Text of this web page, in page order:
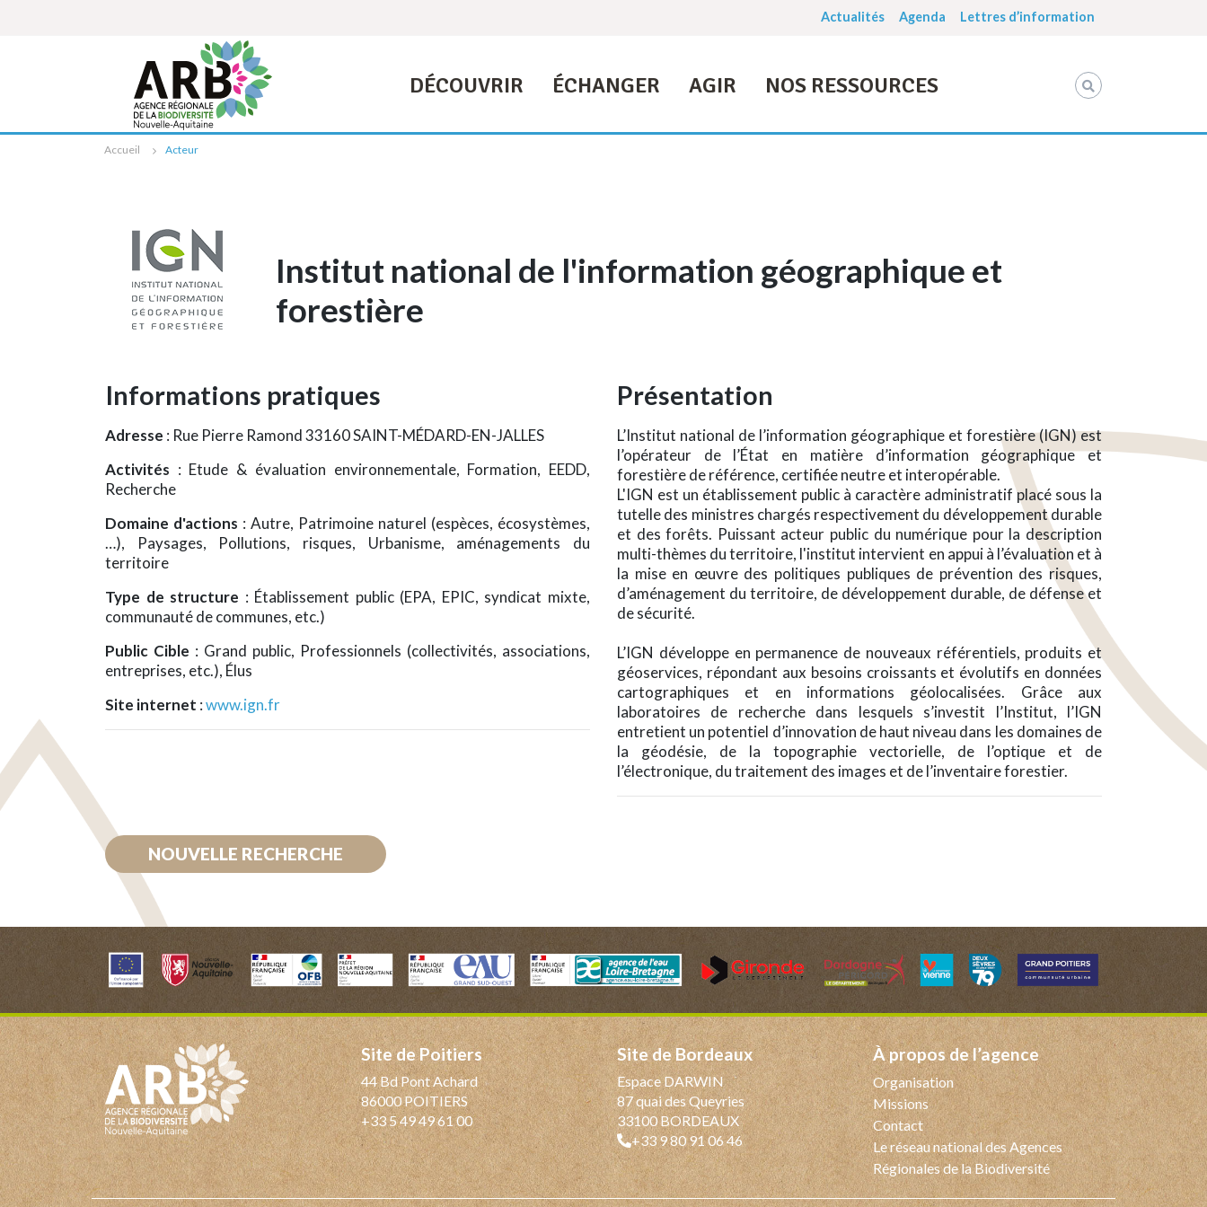
Actualités Agenda Lettres d’information
DÉCOUVRIR ÉCHANGER AGIR NOS RESSOURCES
Accueil Acteur
Institut national de l'information géographique et
forestière
Informations pratiques
Adresse : Rue Pierre Ramond 33160 SAINT-MÉDARD-EN-JALLES
Activités : Etude & évaluation environnementale, Formation, EEDD,
Recherche
Domaine d'actions : Autre, Patrimoine naturel (espèces, écosystèmes,
…), Paysages, Pollutions, risques, Urbanisme, aménagements du
territoire
Type de structure : Établissement public (EPA, EPIC, syndicat mixte,
communauté de communes, etc.)
Public Cible : Grand public, Professionnels (collectivités, associations,
entreprises, etc.), Élus
Site internet :www.ign.fr
Présentation
L’Institut national de l’information géographique et forestière (IGN) est
l’opérateur de l’État en matière d’information géographique et
forestière de référence, certifiée neutre et interopérable.
L'IGN est un établissement public à caractère administratif placé sous la
tutelle des ministres chargés respectivement du développement durable
et des forêts. Puissant acteur public du numérique pour la description
multi-thèmes du territoire, l'institut intervient en appui à l’évaluation et à
la mise en œuvre des politiques publiques de prévention des risques,
d’aménagement du territoire, de développement durable, de défense et
de sécurité.
L’IGN développe en permanence de nouveaux référentiels, produits et
géoservices, répondant aux besoins croissants et évolutifs en données
cartographiques et en informations géolocalisées. Grâce aux
laboratoires de recherche dans lesquels s’investit l’Institut, l’IGN
entretient un potentiel d’innovation de haut niveau dans les domaines de
la géodésie, de la topographie vectorielle, de l’optique et de
l’électronique, du traitement des images et de l’inventaire forestier.
NOUVELLE RECHERCHE
Site de Poitiers
44 Bd Pont Achard
86000 POITIERS
+33 5 49 49 61 00
Site de Bordeaux
Espace DARWIN
87 quai des Queyries
33100 BORDEAUX
+33 9 80 91 06 46
à propos de l’agence
Organisation
Missions
Contact
Le réseau national des Agences
Régionales de la Biodiversité